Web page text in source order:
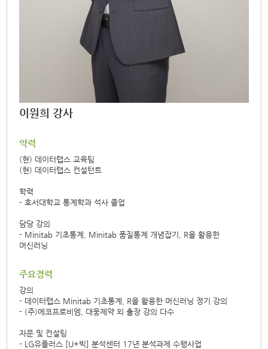
이원희 강사
약력
(현) 데이터랩스 교육팀
(현) 데이터랩스 컨설턴트
학력
- 호서대학교 통계학과 석사 졸업
담당 강의
- Minitab 기초통계, Minitab 품질통계 개념잡기, R을 활용한
머신러닝
주요경력
강의
- 데이터랩스 Minitab 기초통계, R을 활용한 머신러닝 정기 강의
- (주)에코프로비엠, 대웅제약 외 출장 강의 다수
자문 및 컨설팅
- LG유플러스 [U+빅] 분석센터 17년 분석과제 수행사업